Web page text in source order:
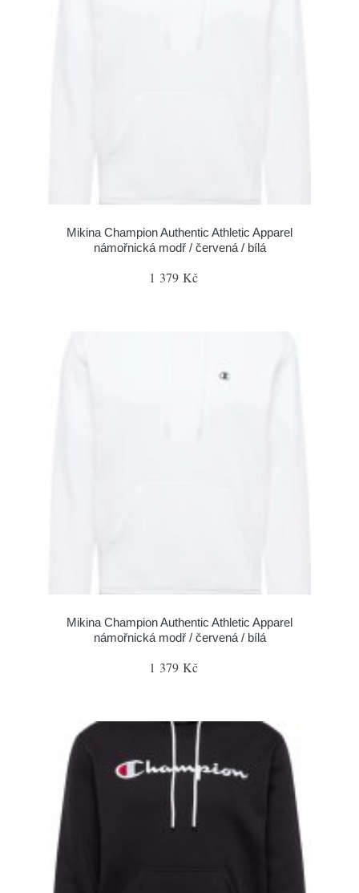
Mikina Champion Authentic Athletic Apparel
námořnická modř / červená / bílá
1 379 Kč
Mikina Champion Authentic Athletic Apparel
námořnická modř / červená / bílá
1 379 Kč